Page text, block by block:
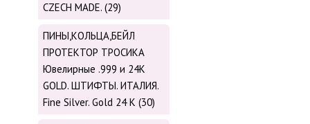
CZECH MADE. (29)
ПИНЫ,КОЛЬЦА,БЕЙЛ
ПРОТЕКТОР ТРОСИКА
Ювелирные .999 и 24К
GOLD. ШТИФТЫ. ИТАЛИЯ.
Fine Silver. Gold 24 K (30)